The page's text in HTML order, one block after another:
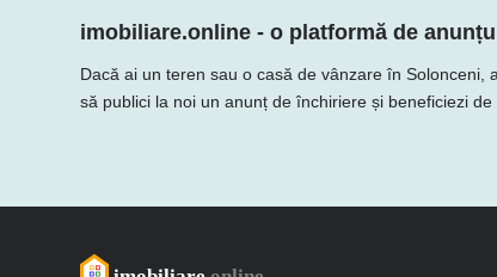
imobiliare.online - o platformă de
Dacă ai un teren sau o casă de vânzare în
să publici la noi un anunț de închiriere și beneficiezi